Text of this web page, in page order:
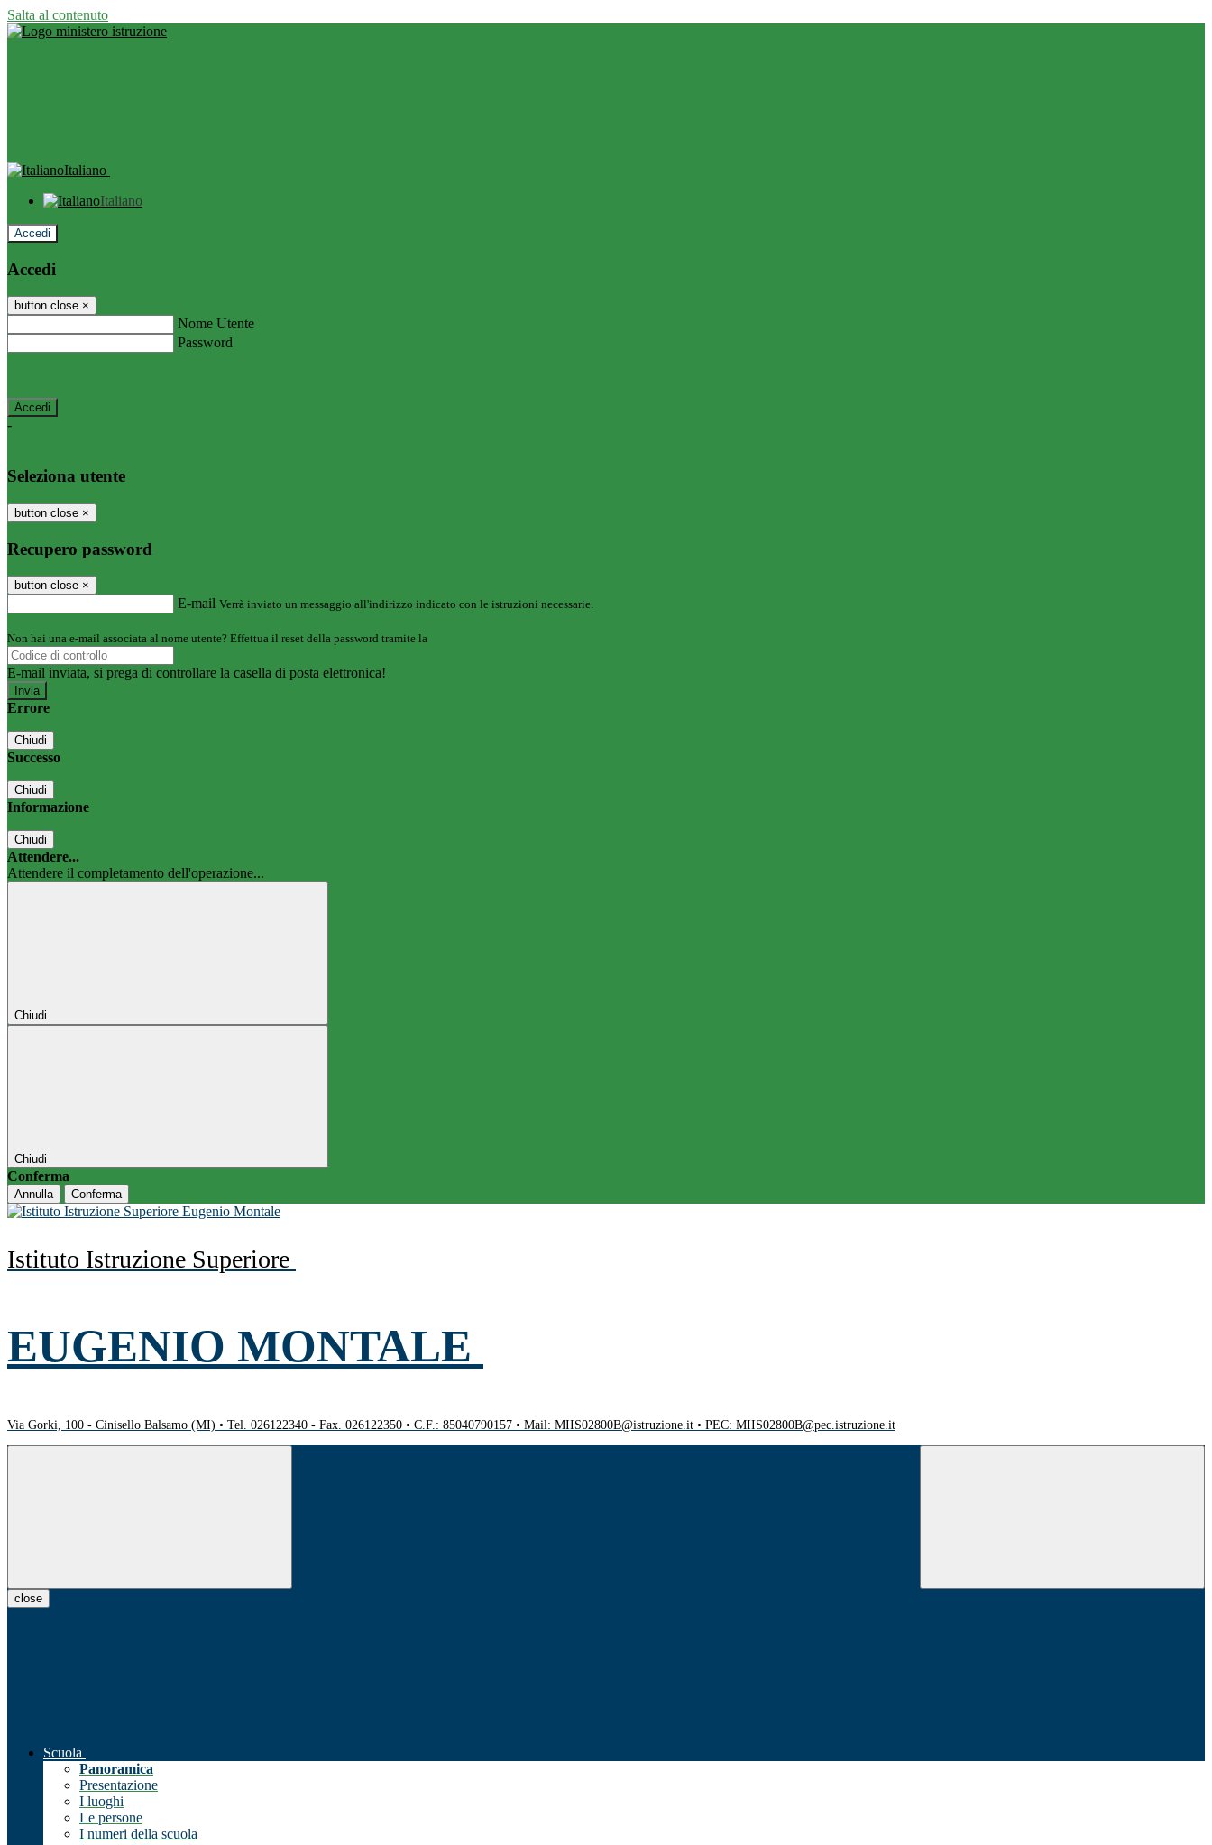
Salta al contenuto
Italiano
Italiano
Accedi
Accedi
button close ×
Nome Utente
Password
-
Seleziona utente
button close ×
Recupero password
button close ×
E-mail Verrà inviato un messaggio all'indirizzo indicato con le istruzioni necessarie.
Non hai una e-mail associata al nome utente? Effettua il reset della password tramite la
E-mail inviata, si prega di controllare la casella di posta elettronica!
Errore
Chiudi
Successo
Chiudi
Informazione
Chiudi
Attendere...
Attendere il completamento dell'operazione...
Chiudi
Chiudi
Conferma
Annulla Conferma
Istituto Istruzione Superiore
EUGENIO MONTALE
Via Gorki, 100 - Cinisello Balsamo (MI) • Tel. 026122340 - Fax. 026122350 • C.F.: 85040790157 • Mail: MIIS02800B@istruzione.it • PEC: MIIS02800B@pec.istruzione.it
close
Scuola
Panoramica
Presentazione
I luoghi
Le persone
I numeri della scuola